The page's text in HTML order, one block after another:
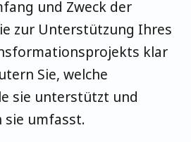
und Zweck der
zur Unterstützung Ihres
klar
Sie, welche
sie unterstützt und
sie umfasst.